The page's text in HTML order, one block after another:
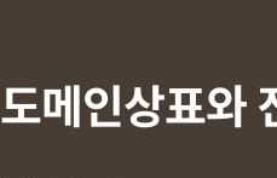
도메인상표와